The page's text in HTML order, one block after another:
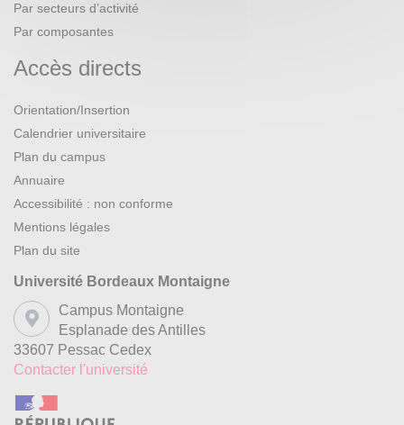
Par secteurs d’activité
Par composantes
Accès directs
Orientation/Insertion
Calendrier universitaire
Plan du campus
Annuaire
Accessibilité : non conforme
Mentions légales
Plan du site
Université Bordeaux Montaigne
Campus Montaigne
Esplanade des Antilles
33607 Pessac Cedex
Contacter l'université